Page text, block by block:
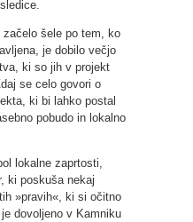
začelo šele po tem, ko
je dobilo večjo
ki so jih v projekt
se celo govori o
ki bi lahko postal
pobudo in lokalno
lokalne zaprtosti,
ki poskuša nekaj
»pravih«, ki si očitno
dovoljeno v Kamniku